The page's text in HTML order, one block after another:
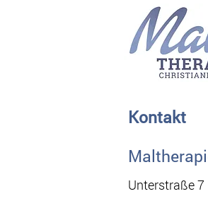
Kontakt
Unterstraße 7